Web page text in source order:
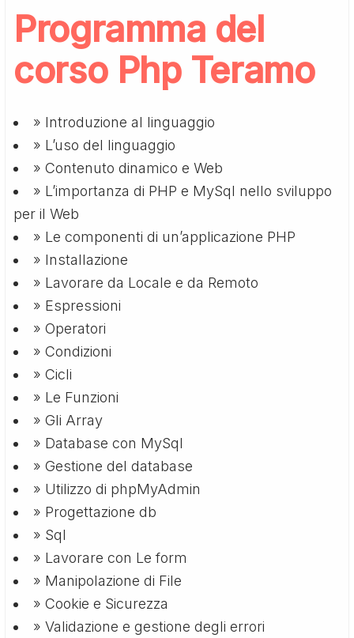
Programma del
corso Php Teramo
» Introduzione al linguaggio
» L’uso del linguaggio
» Contenuto dinamico e Web
» L’importanza di PHP e MySql nello sviluppo
per il Web
» Le componenti di un’applicazione PHP
» Installazione
» Lavorare da Locale e da Remoto
» Espressioni
» Operatori
» Condizioni
» Cicli
» Le Funzioni
» Gli Array
» Database con MySql
» Gestione del database
» Utilizzo di phpMyAdmin
» Progettazione db
» Sql
» Lavorare con Le form
» Manipolazione di File
» Cookie e Sicurezza
» Validazione e gestione degli errori